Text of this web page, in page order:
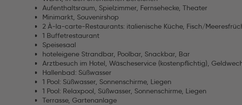
Aufenthaltsraum, Spielzimmer, Fernsehecke, Theater
Minimarkt, Souvenirshop
2 À-la-carte-Restaurants: italienische Küche, Fisch/
1 Buffetrestaurant
Speisesaal
hoteleigene Strandbar, Poolbar, Snackbar, Bar
Arztbesuch im Hotel, Wäscheservice (kostenpflichtig),
Hallenbad: Süßwasser
1 Pool: Süßwasser, Sonnenschirme, Liegen
1 Pool: Relaxpool, Süßwasser, Sonnenschirme, Liegen
Terrasse, Gartenanlage